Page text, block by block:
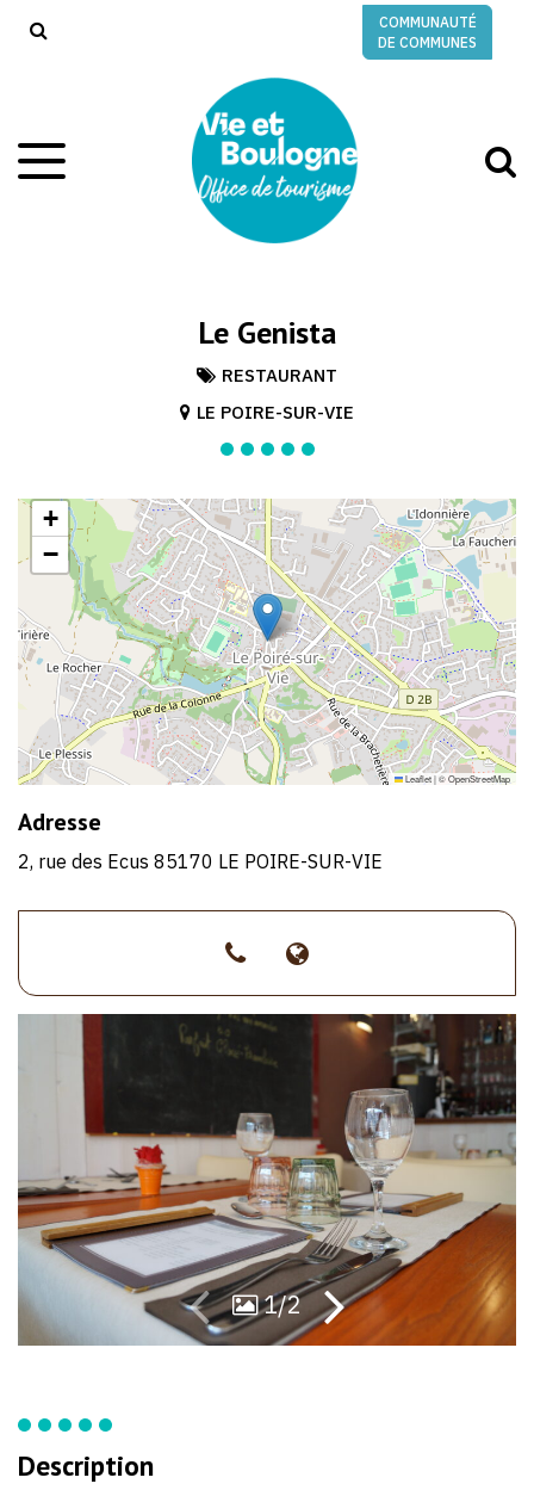
COMMUNAUTÉ
DE COMMUNES
Aller
à
Le Genista
RESTAURANT
LE POIRE-SUR-VIE
+
−
Leaflet|©OpenStreetMap
Adresse
2, rue des Ecus 85170 LE POIRE-SUR-VIE
>02
51
48
87
93
>https://
1/2
Description